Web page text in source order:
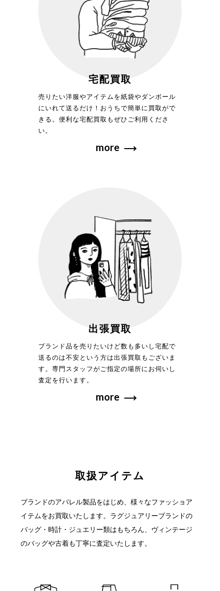
宅配買取
売りたい洋服やアイテムを紙袋やダンボール
にいれて送るだけ！おうちで簡単に買取がで
きる。便利な宅配買取もぜひご利用くださ
い。
more
出張買取
ブランド品を売りたいけど数も多いし宅配で
送るのは不安という方は出張買取もございま
す。専門スタッフがご指定の場所にお伺いし
査定を行います。
more
取扱アイテム
ブランドのアパレル製品をはじめ、様々なファッショア
イテムをお買取いたします。 ラグジュアリーブランドの
バッグ・時計・ジュエリー類はもちろん、ヴィンテージ
のバッグや古着も丁寧に査定いたします。